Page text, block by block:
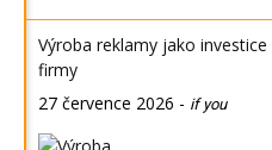
Výroba reklamy jako
firmy
27 července 2026 - if you